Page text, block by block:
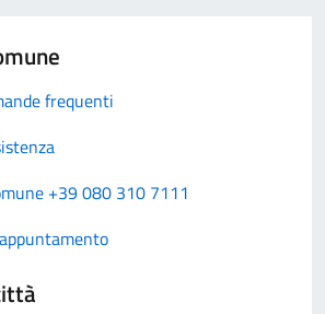
frequenti
+39 080 310 7111